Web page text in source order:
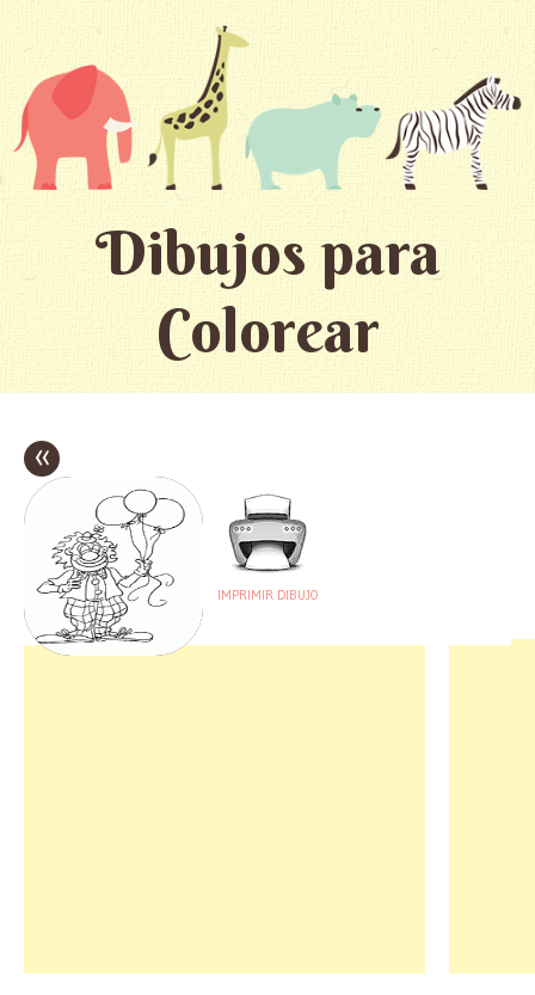
Dibujos para
Colorear
«
IMPRIMIR DIBUJO